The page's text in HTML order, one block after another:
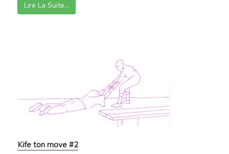
Lire La Suite…
Kife ton move #2